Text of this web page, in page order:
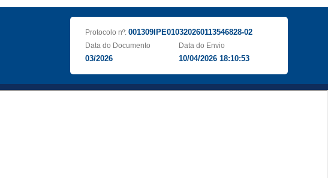
Protocolo nº: 001309IPE010320260113546828-02
Data do Documento
03/2026
Data do Envio
10/04/2026 18:10:53